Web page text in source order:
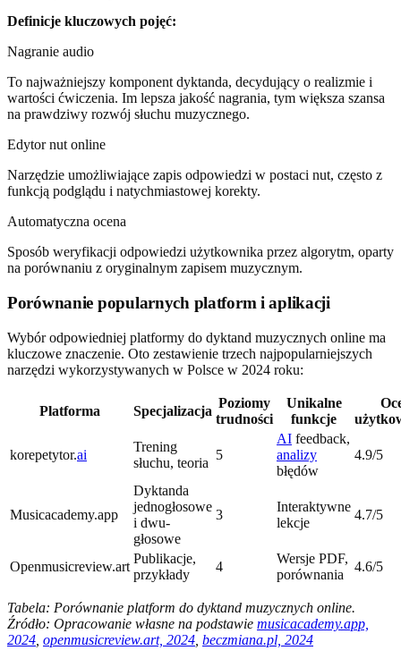
Definicje kluczowych pojęć:
Nagranie audio
To najważniejszy komponent dyktanda, decydujący o realizmie i
wartości ćwiczenia. Im lepsza jakość nagrania, tym większa szansa
na prawdziwy rozwój słuchu muzycznego.
Edytor nut online
Narzędzie umożliwiające zapis odpowiedzi w postaci nut, często z
funkcją podglądu i natychmiastowej korekty.
Automatyczna ocena
Sposób weryfikacji odpowiedzi użytkownika przez algorytm, oparty
na porównaniu z oryginalnym zapisem muzycznym.
Porównanie popularnych platform i aplikacji
Wybór odpowiedniej platformy do dyktand muzycznych online ma
kluczowe znaczenie. Oto zestawienie trzech najpopularniejszych
narzędzi wykorzystywanych w Polsce w 2024 roku:
Platforma Specjalizacja
Poziomy
trudności
Unikalne
funkcje
korepetytor.ai
Trening
słuchu, teoria
5
AI feedback,
analizy
błędów
4.9/5
Musicacademy.app
Dyktanda
jednogłosowe
i dwu-
głosowe
3
Interaktywne
lekcje
4.7/5
Openmusicreview.art
Publikacje,
przykłady
4
Wersje PDF,
porównania
4.6/5
Tabela: Porównanie platform do dyktand muzycznych online.
Źródło: Opracowanie własne na podstawie musicacademy.app,
2024 openmusicreview.art, 2024 beczmiana.pl, 2024